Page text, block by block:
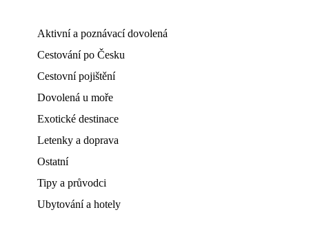
Aktivní a poznávací dovolená
Cestování po Česku
Cestovní pojištění
Dovolená u moře
Exotické destinace
Letenky a doprava
Ostatní
Tipy a průvodci
Ubytování a hotely